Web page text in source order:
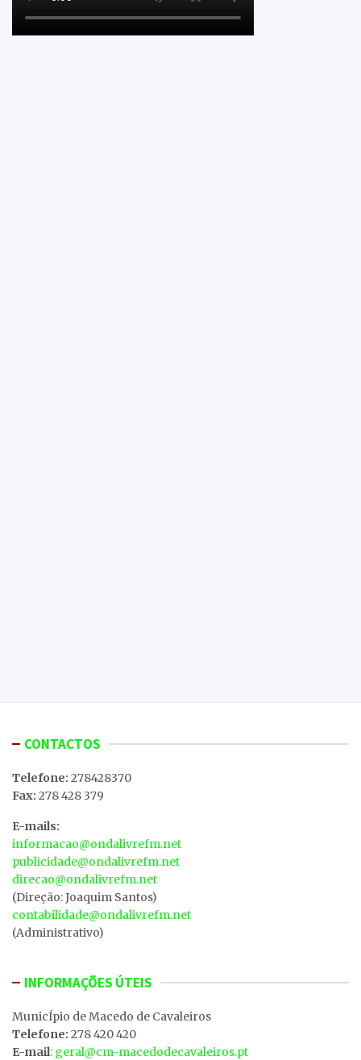
CONTACTOS
Telefone: 278428370
Fax: 278 428 379
E-mails:
informacao@ondalivrefm.net
publicidade@ondalivrefm.net
direcao@ondalivrefm.net
(Direção: Joaquim Santos)
contabilidade@ondalivrefm.net
(Administrativo)
INFORMAÇÕES ÚTEIS
MunicÍpio de Macedo de Cavaleiros
Telefone: 278 420 420
E-mail: geral@cm-macedodecavaleiros.pt